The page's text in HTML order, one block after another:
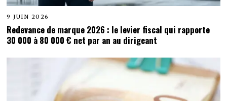
9 JUIN 2026
Redevance de marque 2026 : le levier fiscal qui rapporte
30 000 à 80 000 € net par an au dirigeant